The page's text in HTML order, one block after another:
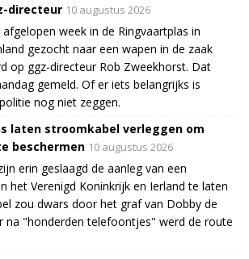
directeur 10 augustus 2026
week in de Ringvaartplas in
gezocht naar een wapen in de zaak
op ggz-directeur Rob Zweekhorst. Dat
gemeld. Of er iets belangrijks is
nog niet zeggen.
laten stroomkabel verleggen om
beschermen 10 augustus 2026
erin geslaagd de aanleg van een
het Verenigd Koninkrijk en Ierland te laten
zou dwars door het graf van Dobby de
na "honderden telefoontjes" werd de route